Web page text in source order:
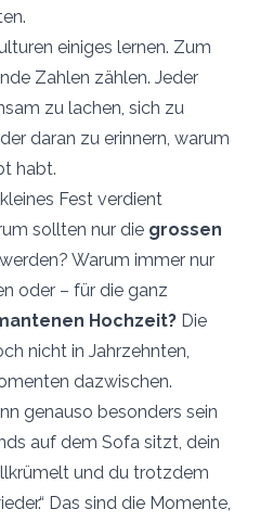
einiges lernen. Zum
Zahlen zählen. Jeder
zu lachen, sich zu
daran zu erinnern, warum
habt.
Fest verdient
sollten nur die grossen
werden? Warum immer nur
oder – für die ganz
Hochzeit? Die
nicht in Jahrzehnten,
dazwischen.
genauso besonders sein
auf dem Sofa sitzt, dein
und du trotzdem
Das sind die Momente,